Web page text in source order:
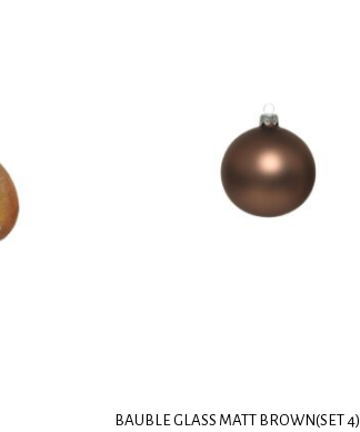
BAUBLE GLASS MATT BROWN(SET 4)